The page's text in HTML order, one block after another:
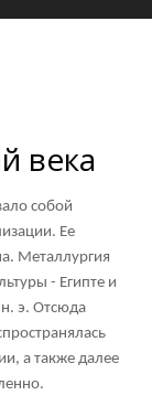
века
собой
Ее
Металлургия
- Египте и
э. Отсюда
а также далее